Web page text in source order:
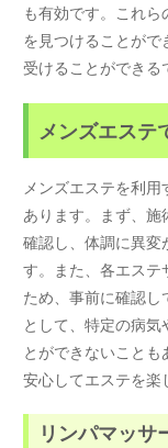
も有効です。これ
を見つけることが
受けることができる
メンズエステ
メンズエステを利
あります。まず、
確認し、体調に異
す。また、各エステ
ため、事前に確認
として、特定の病
とができないことも
安心してエステを楽
リンパマッサ